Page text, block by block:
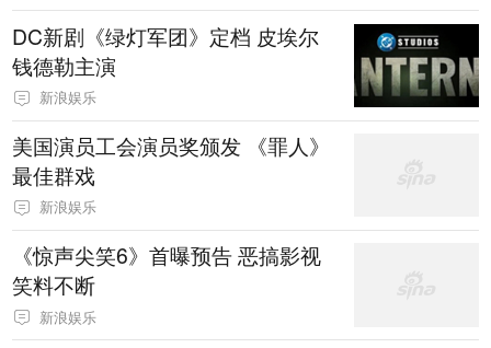
DC新剧《绿灯军团》定档 皮埃尔
钱德勒主演
新浪娱乐
美国演员工会演员奖颁发 《罪人》
最佳群戏
新浪娱乐
《惊声尖笑6》首曝预告 恶搞影视
笑料不断
新浪娱乐